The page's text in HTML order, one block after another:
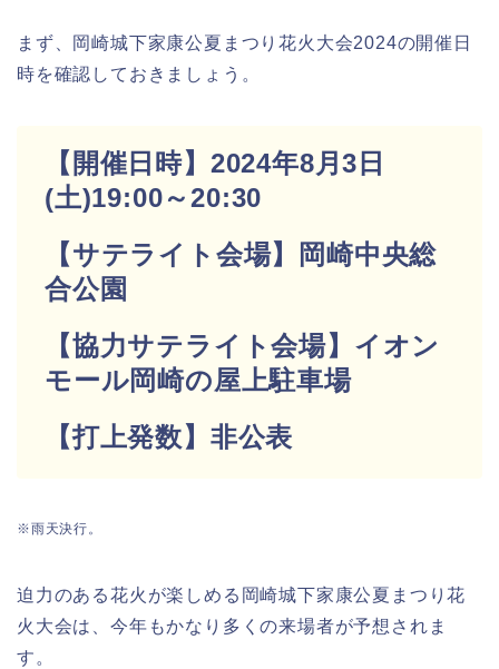
まず、岡崎城下家康公夏まつり花火大会2024の開催日
時を確認しておきましょう。
【開催日時】2024年8月3日
(土)19:00～20:30
【サテライト会場】岡崎中央総
合公園
【協力サテライト会場】イオン
モール岡崎の屋上駐車場
【打上発数】非公表
※雨天決行。
迫力のある花火が楽しめる岡崎城下家康公夏まつり花
火大会は、今年もかなり多くの来場者が予想されま
す。